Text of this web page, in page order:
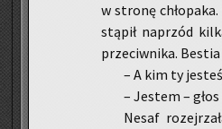
w stro­nę
stą­pił na­przód
prze­ciw­ni­ka. Be­stia
– A kim ty
– Je­stem –
Nesaf